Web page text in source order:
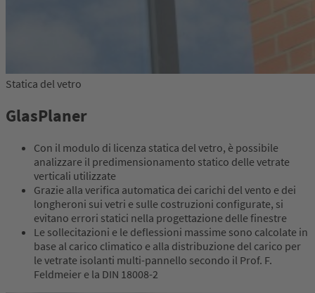
Statica del vetro
GlasPlaner
Con il modulo di licenza statica del vetro, è possibile
analizzare il predimensionamento statico delle vetrate
verticali utilizzate
Grazie alla verifica automatica dei carichi del vento e dei
longheroni sui vetri e sulle costruzioni configurate, si
evitano errori statici nella progettazione delle finestre
Le sollecitazioni e le deflessioni massime sono calcolate in
base al carico climatico e alla distribuzione del carico per
le vetrate isolanti multi-pannello secondo il Prof. F.
Feldmeier e la DIN 18008-2